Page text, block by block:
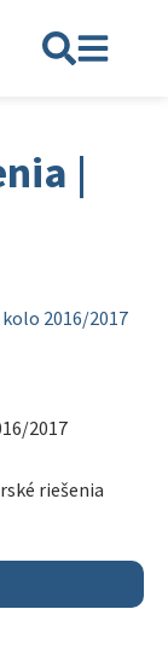
|
2016/2017
2017
riešenia